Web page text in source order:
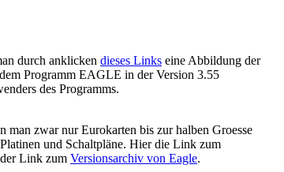
durch anklicken dieses Links eine Abbildung der
Programm EAGLE in der Version 3.55
des Programms.
man zwar nur Eurokarten bis zur halben Groesse
und Schaltpläne. Hier die Link zum
Link zum Versionsarchiv von Eagle.